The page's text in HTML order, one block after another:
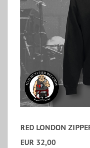
RED LONDON
EUR 32,00